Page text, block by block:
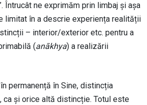
Întrucât ne exprimăm prin limbaj și așa
limitat în a descrie experiența realității
– interior/exterior etc. pentru a
(anākhya) a realizării
permanență în Sine, distincția
ca și orice altă distincție. Totul este